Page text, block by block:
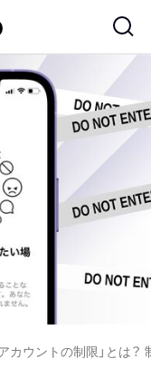
カウントの制限」とは